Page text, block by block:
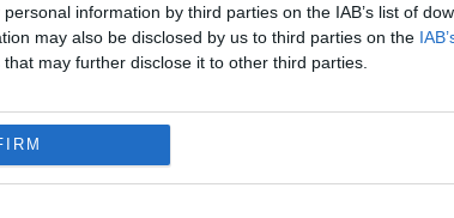
information by third parties on the IAB’s list of
may also be disclosed by us to third parties on the
that may further disclose it to other third parties.